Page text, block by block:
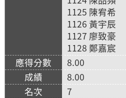
1125 陳宥希
1126 黃宇辰
1127 廖致豪
1128 鄭嘉宸
8.00
8.00
7